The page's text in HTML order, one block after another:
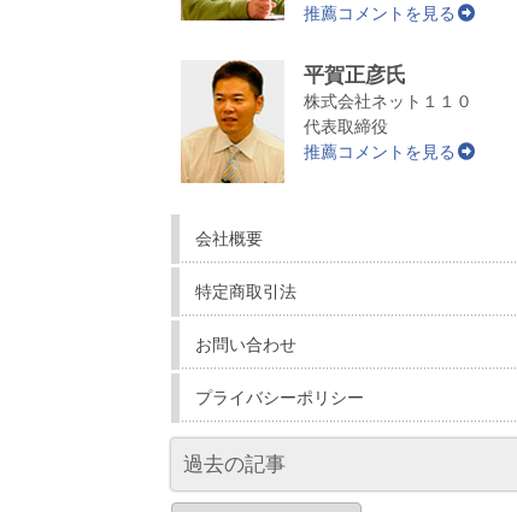
推薦コメントを見る
平賀正彦氏
株式会社ネット１１０
代表取締役
推薦コメントを見る
会社概要
特定商取引法
お問い合わせ
プライバシーポリシー
過去の記事